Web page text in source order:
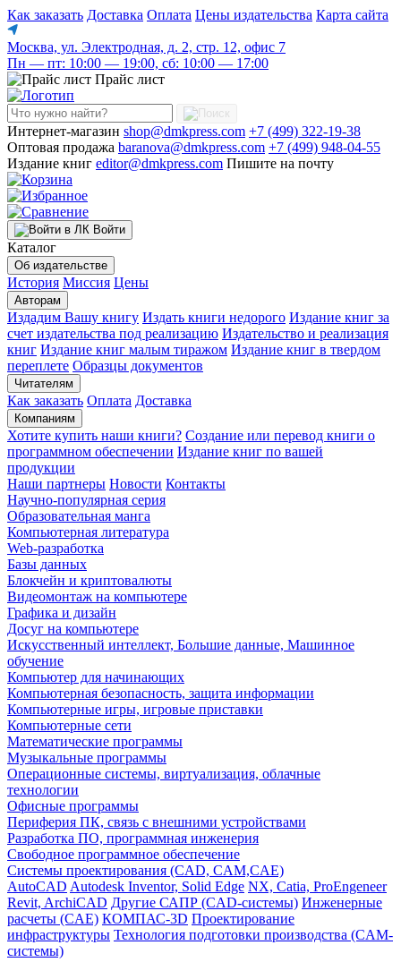
Как заказать Доставка Оплата Цены издательства Карта сайта
Москва, ул. Электродная, д. 2, стр. 12, офис 7
Пн — пт: 10:00 — 19:00, сб: 10:00 — 17:00
Прайс лист
Интернет-магазин shop@dmkpress.com +7 (499) 322-19-38
Оптовая продажа baranova@dmkpress.com +7 (499) 948-04-55
Издание книг editor@dmkpress.com Пишите на почту
Войти
Каталог
Об издательстве
История Миссия Цены
Авторам
Издадим Вашу книгу Издать книги недорого Издание книг за
счет издательства под реализацию Издательство и реализация
книг Издание книг малым тиражом Издание книг в твердом
переплете Образцы документов
Читателям
Как заказать Оплата Доставка
Компаниям
Хотите купить наши книги? Создание или перевод книги о
программном обеспечении Издание книг по вашей
продукции
Наши партнеры Новости Контакты
Научно-популярная серия
Образовательная манга
Компьютерная литература
Web-разработка
Базы данных
Блокчейн и криптовалюты
Видеомонтаж на компьютере
Графика и дизайн
Досуг на компьютере
Искусственный интеллект, Большие данные, Машинное
обучение
Компьютер для начинающих
Компьютерная безопасность, защита информации
Компьютерные игры, игровые приставки
Компьютерные сети
Математические программы
Музыкальные программы
Операционные системы, виртуализация, облачные
технологии
Офисные программы
Периферия ПК, связь с внешними устройствами
Разработка ПО, программная инженерия
Свободное программное обеспечение
Системы проектирования (CAD, CAM,CAE)
AutoCAD Autodesk Inventor, Solid Edge NX, Catia, ProEngeneer
Revit, ArchiCAD Другие САПР (CAD-системы) Инженерные
расчеты (CAE) КОМПАС-3D Проектирование
инфраструктуры Технология подготовки производства (CAM-
системы)